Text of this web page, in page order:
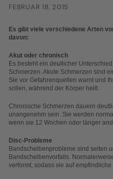
FEBRUAR 18, 2015
Es gibt viele verschiedene Arten
davon:
Akut oder chronisch
Es besteht ein deutlicher
Schmerzen. Akute Schmerzen sind
Sie vor Gefahrenquellen warnt und
sollen, während der Körper heilt.
Chronische Schmerzen dauern
unangenehm sein. Sie werden
wenn sie 12 Wochen oder länger
Disc-Probleme
Bandscheibenprobleme sind selten
Bandscheibenvorfalls.
verformt, sodass sie auf